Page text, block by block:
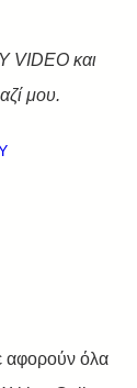
και
μου.
αφορούν όλα